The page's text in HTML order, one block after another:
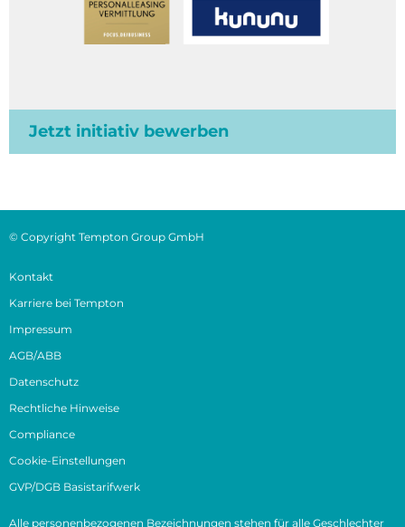
Jetzt initiativ bewerben
© Copyright Tempton Group GmbH
Kontakt
Karriere bei Tempton
Impressum
AGB/ABB
Datenschutz
Rechtliche Hinweise
Compliance
Cookie-Einstellungen
GVP/DGB Basistarifwerk
Alle personenbezogenen Bezeichnungen stehen für alle Geschlechter